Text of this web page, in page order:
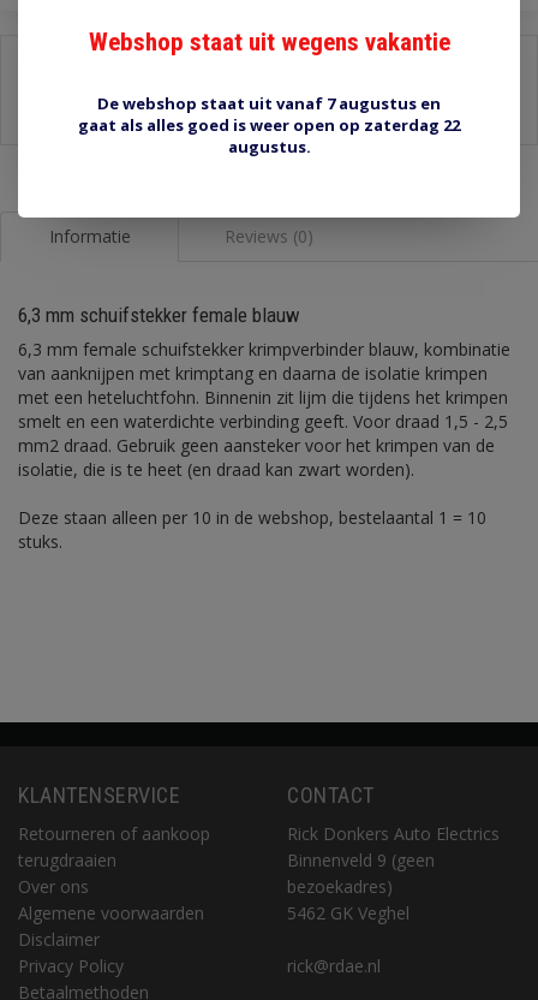
Stel een vraag over dit product
Informatie Reviews (0)
6,3 mm schuifstekker female blauw
6,3 mm female schuifstekker krimpverbinder blauw, kombinatie
van aanknijpen met krimptang en daarna de isolatie krimpen
met een heteluchtfohn. Binnenin zit lijm die tijdens het krimpen
smelt en een waterdichte verbinding geeft. Voor draad 1,5 - 2,5
mm2 draad. Gebruik geen aansteker voor het krimpen van de
isolatie, die is te heet (en draad kan zwart worden).
Deze staan alleen per 10 in de webshop, bestelaantal 1 = 10
stuks.
KLANTENSERVICE
Retourneren of aankoop
terugdraaien
Over ons
Algemene voorwaarden
Disclaimer
Privacy Policy
Betaalmethoden
CONTACT
Rick Donkers Auto Electrics
Binnenveld 9 (geen
bezoekadres)
5462 GK Veghel
rick@rdae.nl
Webshop staat uit wegens vakantie
De webshop staat uit vanaf 7 augustus en
gaat als alles goed is weer open op zaterdag 22
augustus.